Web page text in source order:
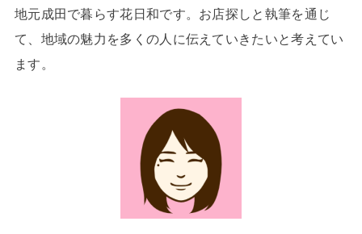
地元成田で暮らす花日和です。お店探しと執筆を通じ
て、地域の魅力を多くの人に伝えていきたいと考えてい
ます。